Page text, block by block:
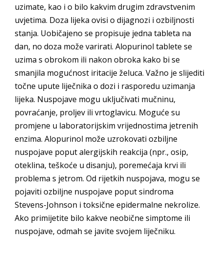
uzimate, kao i o bilo kakvim drugim zdravstvenim
uvjetima. Doza lijeka ovisi o dijagnozi i ozbiljnosti
stanja. Uobičajeno se propisuje jedna tableta na
dan, no doza može varirati. Alopurinol tablete se
uzima s obrokom ili nakon obroka kako bi se
smanjila mogućnost iritacije želuca. Važno je slijediti
točne upute liječnika o dozi i rasporedu uzimanja
lijeka. Nuspojave mogu uključivati mučninu,
povraćanje, proljev ili vrtoglavicu. Moguće su
promjene u laboratorijskim vrijednostima jetrenih
enzima. Alopurinol može uzrokovati ozbiljne
nuspojave poput alergijskih reakcija (npr., osip,
oteklina, teškoće u disanju), poremećaja krvi ili
problema s jetrom. Od rijetkih nuspojava, mogu se
pojaviti ozbiljne nuspojave poput sindroma
Stevens-Johnson i toksične epidermalne nekrolize.
Ako primijetite bilo kakve neobične simptome ili
nuspojave, odmah se javite svojem liječniku.